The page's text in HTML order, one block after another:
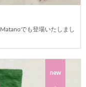
でも登場いたしまし
new